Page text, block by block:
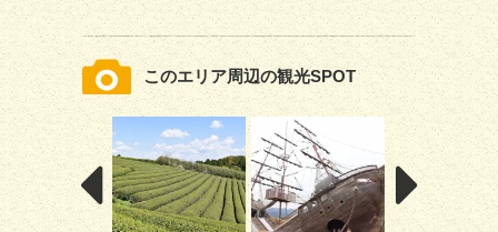
このエリア周辺の観光SPOT